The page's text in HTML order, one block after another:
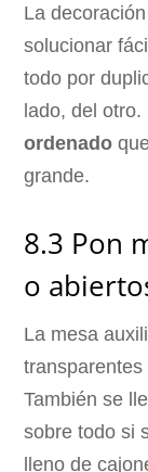
La
solucionar
todo por
lado, del otro.
ordenado
grande.
8.3 Pon
o
La mesa
transparentes
También se
sobre todo si
lleno de